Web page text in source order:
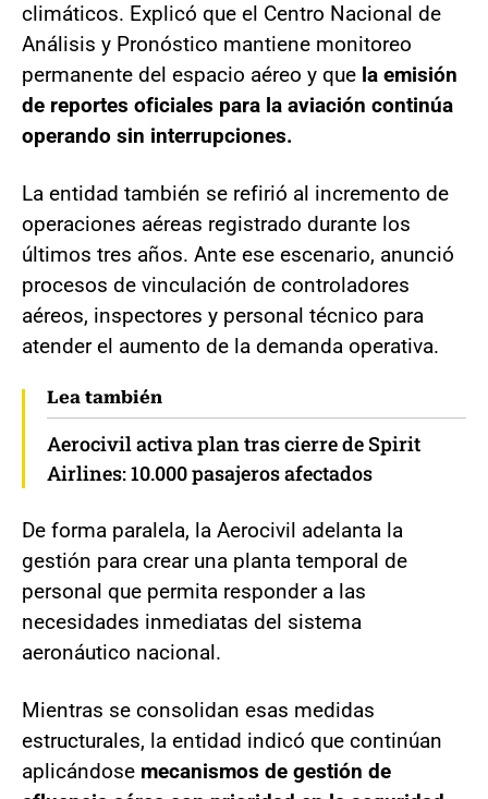
climáticos. Explicó que el Centro Nacional de
Análisis y Pronóstico mantiene monitoreo
permanente del espacio aéreo y que la emisión
de reportes oficiales para la aviación continúa
operando sin interrupciones.
La entidad también se refirió al incremento de
operaciones aéreas registrado durante los
últimos tres años. Ante ese escenario, anunció
procesos de vinculación de controladores
aéreos, inspectores y personal técnico para
atender el aumento de la demanda operativa.
Lea también
Aerocivil activa plan tras cierre de Spirit
Airlines: 10.000 pasajeros afectados
De forma paralela, la Aerocivil adelanta la
gestión para crear una planta temporal de
personal que permita responder a las
necesidades inmediatas del sistema
aeronáutico nacional.
Mientras se consolidan esas medidas
estructurales, la entidad indicó que continúan
aplicándose mecanismos de gestión de